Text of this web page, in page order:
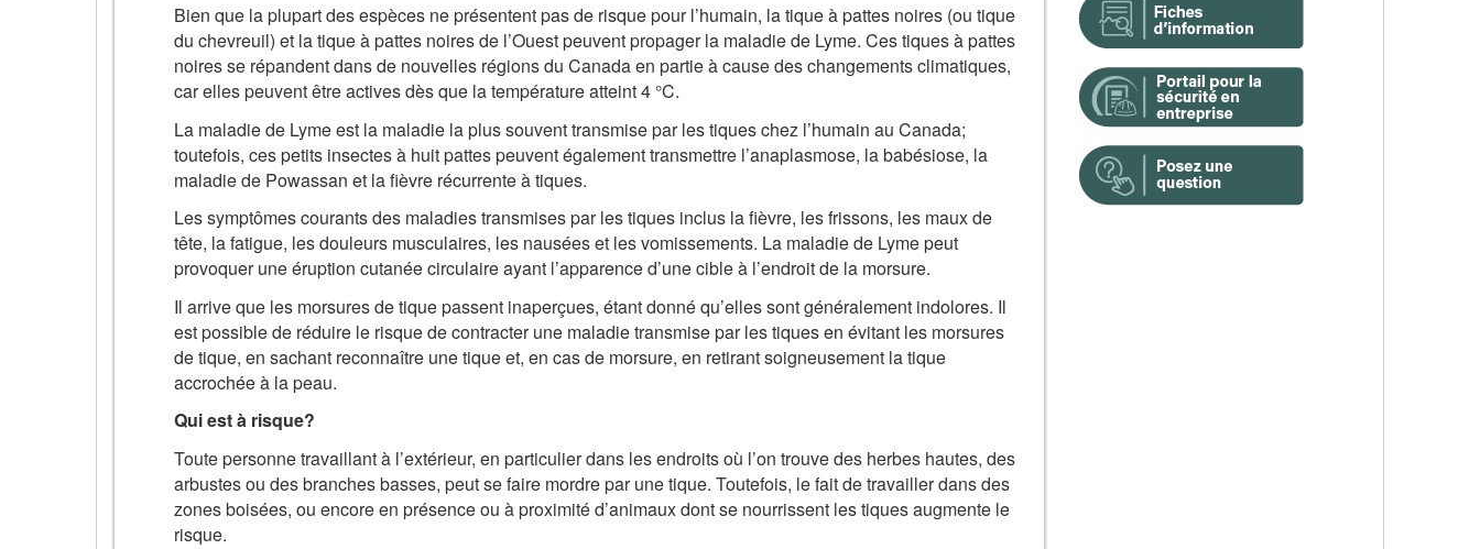
Bien que la plupart des espèces ne présentent pas de risque pour l’humain, la tique à pattes noires (ou tique
du chevreuil) et la tique à pattes noires de l’Ouest peuvent propager la maladie de Lyme. Ces tiques à pattes
noires se répandent dans de nouvelles régions du Canada en partie à cause des changements climatiques,
car elles peuvent être actives dès que la température atteint 4 °C.
La maladie de Lyme est la maladie la plus souvent transmise par les tiques chez l’humain au Canada;
toutefois, ces petits insectes à huit pattes peuvent également transmettre l’anaplasmose, la babésiose, la
maladie de Powassan et la fièvre récurrente à tiques.
Les symptômes courants des maladies transmises par les tiques inclus la fièvre, les frissons, les maux de
tête, la fatigue, les douleurs musculaires, les nausées et les vomissements. La maladie de Lyme peut
provoquer une éruption cutanée circulaire ayant l’apparence d’une cible à l’endroit de la morsure.
Il arrive que les morsures de tique passent inaperçues, étant donné qu’elles sont généralement indolores. Il
est possible de réduire le risque de contracter une maladie transmise par les tiques en évitant les morsures
de tique, en sachant reconnaître une tique et, en cas de morsure, en retirant soigneusement la tique
accrochée à la peau.
Qui est à risque?
Toute personne travaillant à l’extérieur, en particulier dans les endroits où l’on trouve des herbes hautes, des
arbustes ou des branches basses, peut se faire mordre par une tique. Toutefois, le fait de travailler dans des
zones boisées, ou encore en présence ou à proximité d’animaux dont se nourrissent les tiques augmente le
risque.